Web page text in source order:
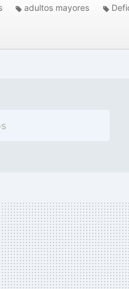
adultos mayores